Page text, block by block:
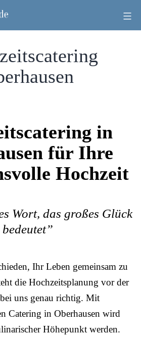
in
für Ihre
Hochzeit
Wort, das großes Glück
bedeutet”
Ihr Leben gemeinsam zu
die Hochzeitsplanung vor der
uns genau richtig. Mit
Catering in Oberhausen wird
Höhepunkt werden.